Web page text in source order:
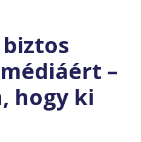
–
hogy ki